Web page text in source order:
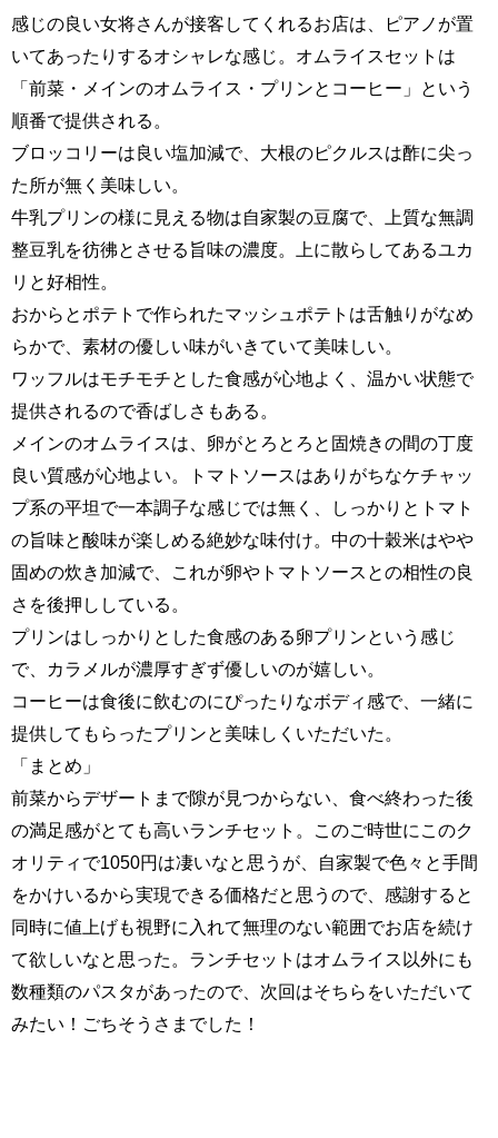
感じの良い女将さんが接客してくれるお店は、ピアノが置
いてあったりするオシャレな感じ。オムライスセットは
「前菜・メインのオムライス・プリンとコーヒー」という
順番で提供される。
ブロッコリーは良い塩加減で、大根のピクルスは酢に尖っ
た所が無く美味しい。
牛乳プリンの様に見える物は自家製の豆腐で、上質な無調
整豆乳を彷彿とさせる旨味の濃度。上に散らしてあるユカ
リと好相性。
おからとポテトで作られたマッシュポテトは舌触りがなめ
らかで、素材の優しい味がいきていて美味しい。
ワッフルはモチモチとした食感が心地よく、温かい状態で
提供されるので香ばしさもある。
メインのオムライスは、卵がとろとろと固焼きの間の丁度
良い質感が心地よい。トマトソースはありがちなケチャッ
プ系の平坦で一本調子な感じでは無く、しっかりとトマト
の旨味と酸味が楽しめる絶妙な味付け。中の十穀米はやや
固めの炊き加減で、これが卵やトマトソースとの相性の良
さを後押ししている。
プリンはしっかりとした食感のある卵プリンという感じ
で、カラメルが濃厚すぎず優しいのが嬉しい。
コーヒーは食後に飲むのにぴったりなボディ感で、一緒に
提供してもらったプリンと美味しくいただいた。
「まとめ」
前菜からデザートまで隙が見つからない、食べ終わった後
の満足感がとても高いランチセット。このご時世にこのク
オリティで1050円は凄いなと思うが、自家製で色々と手間
をかけいるから実現できる価格だと思うので、感謝すると
同時に値上げも視野に入れて無理のない範囲でお店を続け
て欲しいなと思った。ランチセットはオムライス以外にも
数種類のパスタがあったので、次回はそちらをいただいて
みたい！ごちそうさまでした！